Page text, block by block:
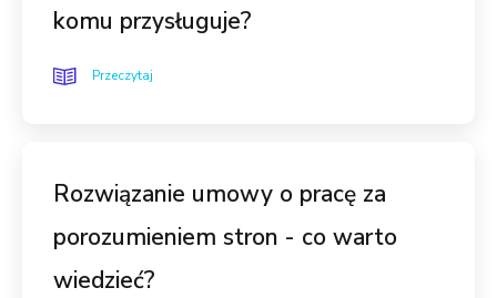
komu przysługuje?
Przeczytaj
Rozwiązanie umowy o pracę za
porozumieniem stron - co warto
wiedzieć?